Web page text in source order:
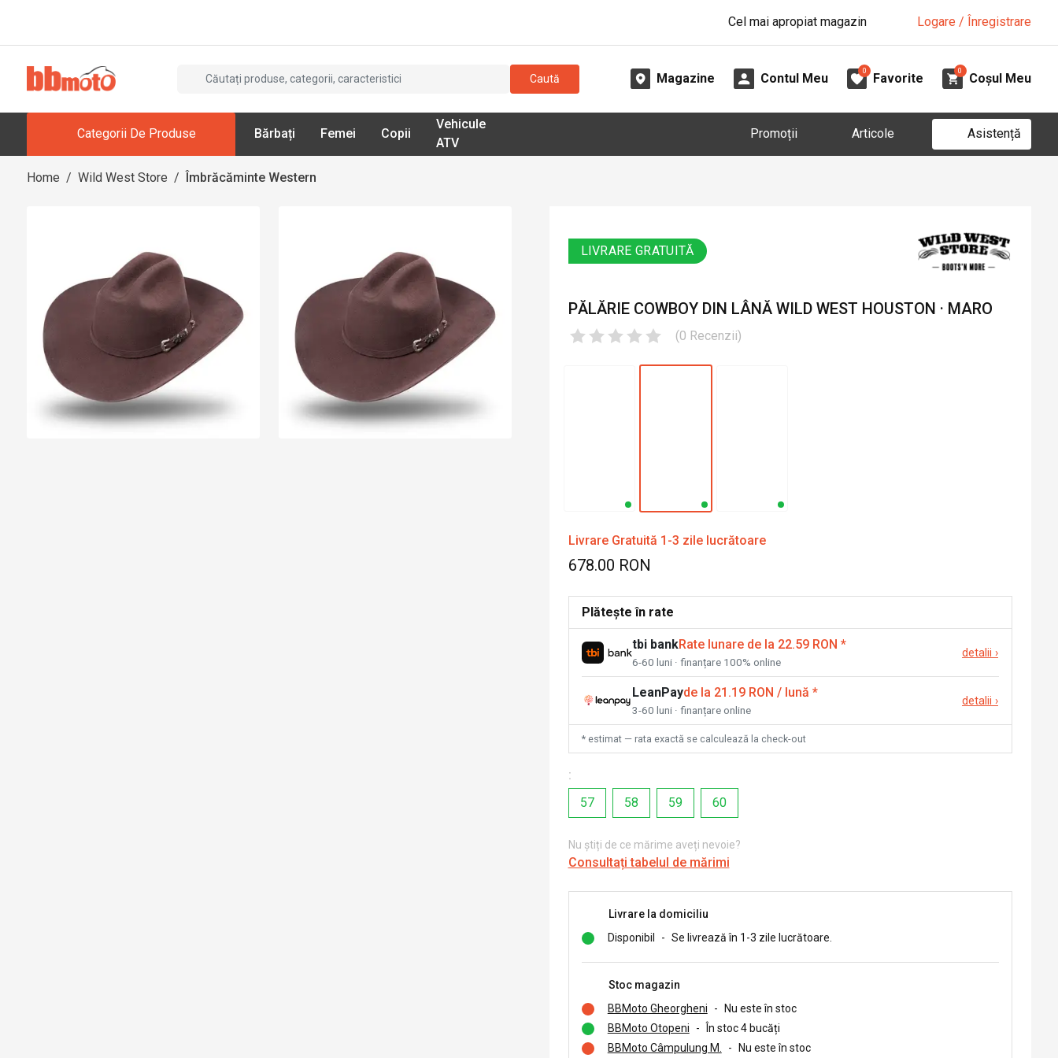
Cel mai apropiat magazin Logare / Înregistrare
Caută Magazine Contul Meu
0
Favorite
0
Coșul Meu
Categorii De Produse Bărbați Femei Copii
Vehicule
ATV
Promoții Articole Asistență
Home / Wild West Store / Îmbrăcăminte Western
LIVRARE GRATUITĂ
PĂLĂRIE COWBOY DIN LÂNĂ WILD WEST HOUSTON · MARO
(0 Recenzii)
Livrare Gratuită 1-3 zile lucrătoare
678.00 RON
Plătește în rate
tbi bankRate lunare de la 22.59 RON *
6-60 luni · finanțare 100% online
detalii ›
LeanPayde la 21.19 RON / lună *
3-60 luni · finanțare online
detalii ›
* estimat — rata exactă se calculează la check-out
:
57
58 59 60
Nu știți de ce mărime aveți nevoie?
Consultați tabelul de mărimi
Livrare la domiciliu
Disponibil
- Se livrează în 1-3 zile lucrătoare.
Stoc magazin
BBMoto Gheorgheni
-
Nu este în stoc
BBMoto Otopeni
-
În stoc 4 bucăți
BBMoto Câmpulung M.
- Nu este în stoc